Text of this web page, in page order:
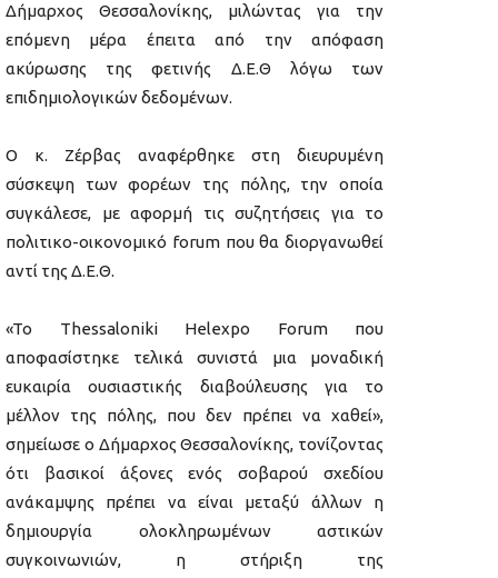
Δήμαρχος Θεσσαλονίκης, μιλώντας για την
επόμενη μέρα έπειτα από την απόφαση
ακύρωσης της φετινής Δ.Ε.Θ λόγω των
επιδημιολογικών δεδομένων.
Ο κ. Ζέρβας αναφέρθηκε στη διευρυμένη
σύσκεψη των φορέων της πόλης, την οποία
συγκάλεσε, με αφορμή τις συζητήσεις για το
πολιτικο-οικονομικό forum που θα διοργανωθεί
αντί της Δ.Ε.Θ.
«To Thessaloniki Helexpo Forum που
αποφασίστηκε τελικά συνιστά μια μοναδική
ευκαιρία ουσιαστικής διαβούλευσης για το
μέλλον της πόλης, που δεν πρέπει να χαθεί»,
σημείωσε ο Δήμαρχος Θεσσαλονίκης, τονίζοντας
ότι βασικοί άξονες ενός σοβαρού σχεδίου
ανάκαμψης πρέπει να είναι μεταξύ άλλων η
δημιουργία ολοκληρωμένων αστικών
συγκοινωνιών, η στήριξη της